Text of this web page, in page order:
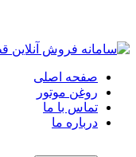
صفحه اصلی
روغن موتور
تماس با ما
درباره ما